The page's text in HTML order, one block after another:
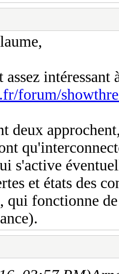
assez
forum/
deux
s'active
et états des
qui fonctionne